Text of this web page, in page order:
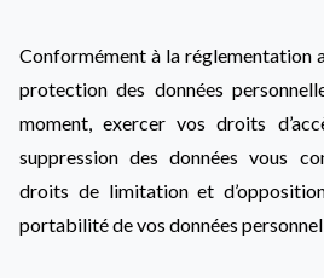
Conformément à la réglementation
protection des données
moment, exercer vos droits
suppression des données vous
droits de limitation et
portabilité de vos données